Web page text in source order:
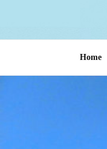
Home